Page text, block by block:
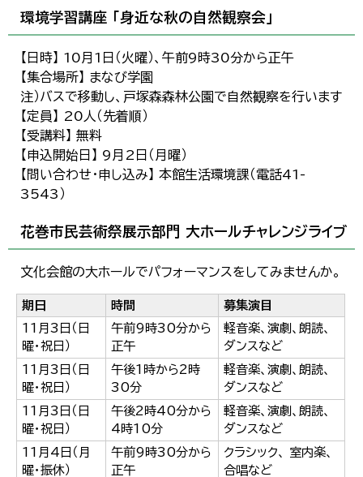
環境学習講座 「身近な秋の自然観察会」
【日時】 10月1日（火曜）、午前9時30分から正午
【集合場所】 まなび学園
注）バスで移動し、戸塚森森林公園で自然観察を行います
【定員】 20人（先着順）
【受講料】 無料
【申込開始日】 9月2日（月曜）
【問い合わせ・申し込み】 本館生活環境課（電話41-
3543）
花巻市民芸術祭展示部門 大ホールチャレンジライブ
文化会館の大ホールでパフォーマンスをしてみませんか。
期日 時間
募集演目
11月3日（日
曜・祝日）
午前9時30分から
正午
軽音楽、演劇、朗読、
ダンスなど
11月3日（日
曜・祝日）
午後1時から2時
30分
軽音楽、演劇、朗読、
ダンスなど
11月3日（日
曜・祝日）
午後2時40分から
4時10分
軽音楽、演劇、朗読、
ダンスなど
11月4日（月
曜・振休）
午前9時30分から
正午
クラシック、 室内楽、
合唱など